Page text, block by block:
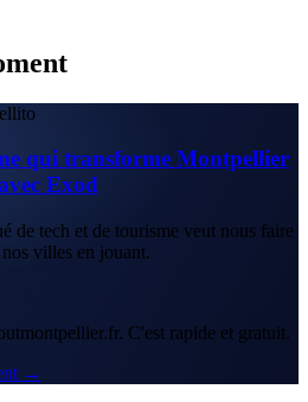
qui transforme Montpellier
Exod
de tech et de tourisme veut nous faire
villes en jouant.
C'est rapide et gratuit.
→